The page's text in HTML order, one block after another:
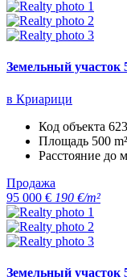
Земельный участок
в Криарици
Код объекта
Площадь 500 m²
Расстояние до
Продажа
95 000 € 190 €/m²
Земельный участок